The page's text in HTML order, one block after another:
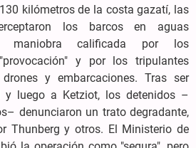
kilómetros de la costa gazatí, las
los barcos en aguas
maniobra calificada por los
y por los tripulantes
y embarcaciones. Tras ser
y luego a Ketziot, los detenidos –
denunciaron un trato degradante,
Thunberg y otros. El Ministerio de